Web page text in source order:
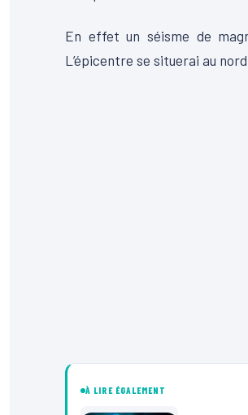
En effet un séisme de
L’épicentre se situerai au
À LIRE ÉGALEMENT